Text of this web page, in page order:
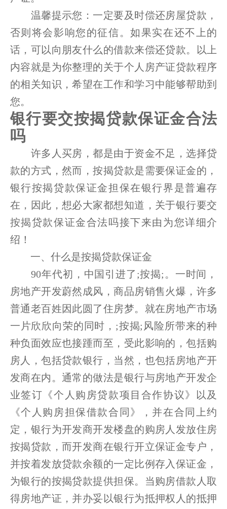
温馨提示您：一定要及时偿还房屋贷款，
否则将会影响您的征信。如果实在还不上的
话，可以向朋友什么的借款来偿还贷款。以上
内容就是为你整理的关于个人房产证贷款程序
的相关知识，希望在工作和学习中能够帮助到
您。
银行要交按揭贷款保证金合法
吗
许多人买房，都是由于资金不足，选择贷
款的方式，然而，按揭贷款是需要保证金的，
银行按揭贷款保证金担保在银行界是普遍存
在，因此，想必大家都想知道，关于银行要交
按揭贷款保证金合法吗接下来由为您详细介
绍！
一、什么是按揭贷款保证金
90年代初，中国引进了;按揭;。一时间，
房地产开发蔚然成风，商品房销售火爆，许多
普通老百姓因此圆了住房梦。就在房地产市场
一片欣欣向荣的同时，;按揭;风险所带来的种
种负面效应也接踵而至，受此影响的，包括购
房人，包括贷款银行，当然，也包括房地产开
发商在内。通常的做法是银行与房地产开发企
业签订《个人购房贷款项目合作协议》以及
《个人购房担保借款合同》，并在合同上约
定，银行为开发商开发楼盘的购房人发放住房
按揭贷款，而开发商在银行开立保证金专户，
并按着发放贷款余额的一定比例存入保证金，
为银行的按揭贷款提供担保。当购房借款人取
得房地产证，并办妥以银行为抵押权人的抵押